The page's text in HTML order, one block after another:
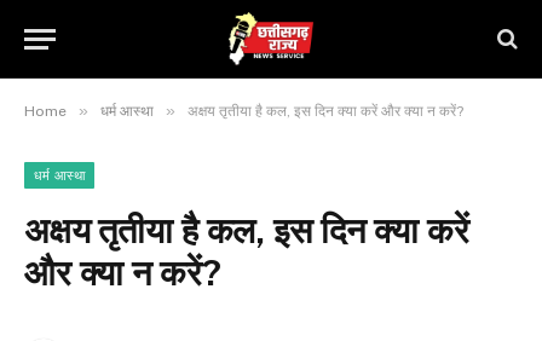
Home » धर्म आस्था » अक्षय तृतीया है कल, इस दिन क्या करें और क्या न करें?
धर्म आस्था
अक्षय तृतीया है कल, इस दिन क्या करें
और क्या न करें?